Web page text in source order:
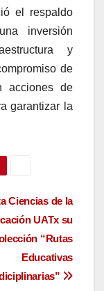
el respaldo
inversión
y
de
acciones de
garantizar la
Ciencias de la
UATx su
“Rutas
Educativas